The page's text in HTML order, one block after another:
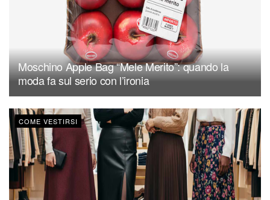
Moschino Apple Bag “Mele Merito”: quando la
moda fa sul serio con l’ironia
COME VESTIRSI